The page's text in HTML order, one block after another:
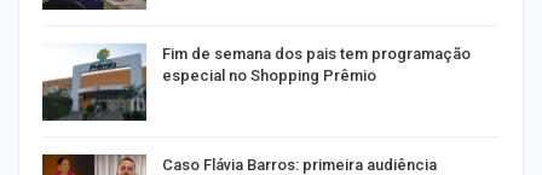
Fim de semana dos pais tem programação
especial no Shopping Prêmio
Caso Flávia Barros: primeira audiência